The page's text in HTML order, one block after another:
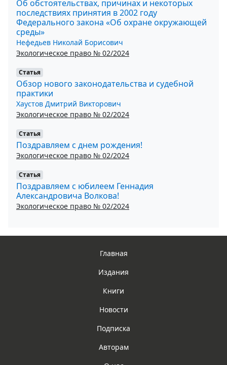
Об обстоятельствах, причинах и некоторых
последствиях принятия в 2002 году
Федерального закона «Об охране окружающей
среды»
Нефедьев Николай Борисович
Экологическое право № 02/2024
Статья
Обзор нового законодательства и судебной
практики
Хаустов Дмитрий Викторович
Экологическое право № 02/2024
Статья
Поздравляем с днем рождения!
Экологическое право № 02/2024
Статья
Поздравляем с юбилеем Геннадия
Александровича Волкова!
Экологическое право № 02/2024
Главная
Издания
Книги
Новости
Подписка
Авторам